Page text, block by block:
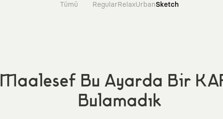
Tümü RegularRelaxUrbanSketch
Maalesef Bu Ayarda Bir
Bulamadık